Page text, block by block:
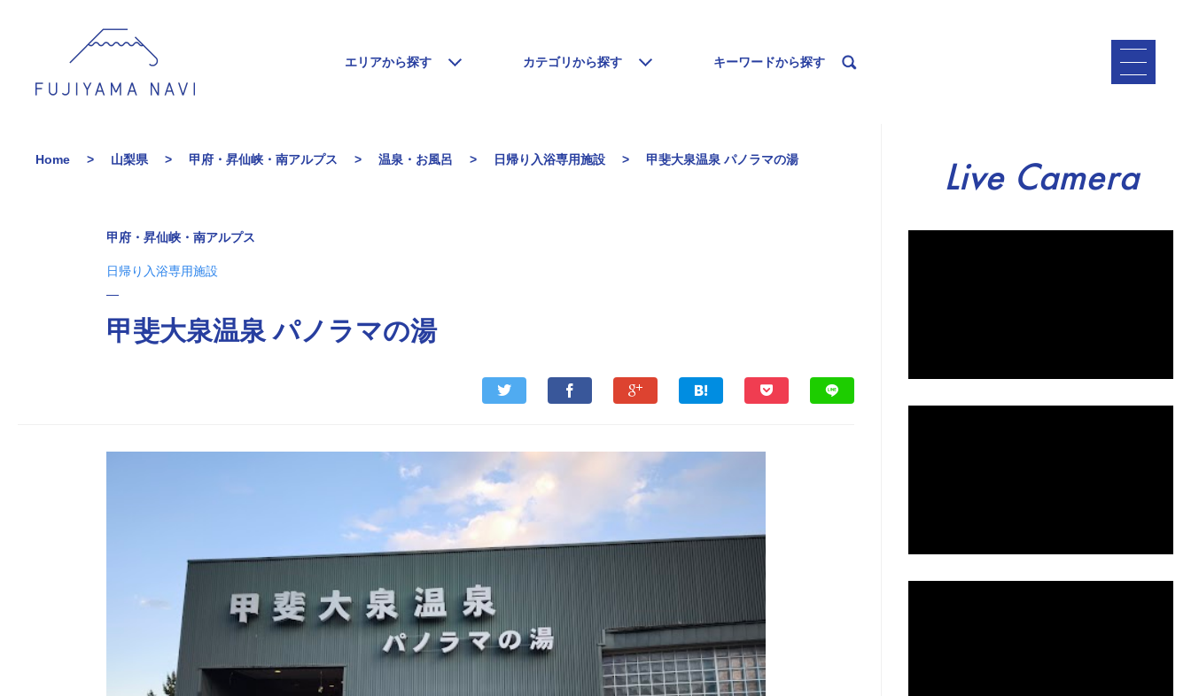
エリアから探す カテゴリから探す キーワードから探す
Home 山梨県 甲府・昇仙峡・南アルプス 温泉・お風呂 日帰り入浴専用施設 甲斐大泉温泉 パノラマの湯
甲府・昇仙峡・南アルプス
日帰り入浴専用施設
甲斐大泉温泉 パノラマの湯
Live Camera